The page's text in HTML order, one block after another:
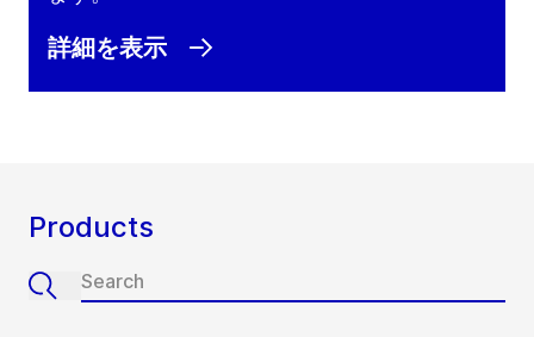
詳細を表示
Products